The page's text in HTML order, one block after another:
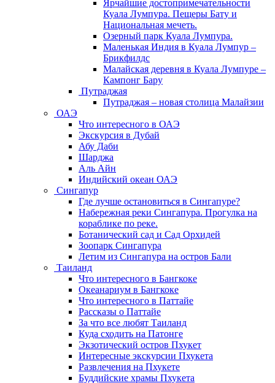
Ярчайшие достопримечательности
Куала Лумпура. Пещеры Бату и
Национальная мечеть.
Озерный парк Куала Лумпура.
Маленькая Индия в Куала Лумпур –
Брикфилдс
Малайская деревня в Куала Лумпуре –
Кампонг Бару
Путраджая
Путраджая – новая столица Малайзии
ОАЭ
Что интересного в ОАЭ
Экскурсия в Дубай
Абу Даби
Шарджа
Аль Айн
Индийский океан ОАЭ
Сингапур
Где лучше остановиться в Сингапуре?
Набережная реки Сингапура. Прогулка на
кораблике по реке.
Ботанический сад и Сад Орхидей
Зоопарк Сингапура
Летим из Сингапура на остров Бали
Таиланд
Что интересного в Бангкоке
Океанариум в Бангкоке
Что интересного в Паттайе
Рассказы о Паттайе
За что все любят Таиланд
Куда сходить на Патонге
Экзотический остров Пхукет
Интересные экскурсии Пхукета
Развлечения на Пхукете
Буддийские храмы Пхукета